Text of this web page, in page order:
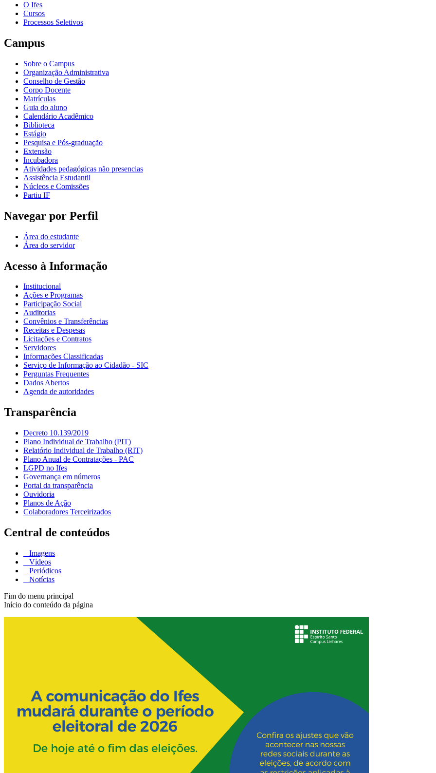
O Ifes
Cursos
Processos Seletivos
Campus
Sobre o Campus
Organização Administrativa
Conselho de Gestão
Corpo Docente
Matrículas
Guia do aluno
Calendário Acadêmico
Biblioteca
Estágio
Pesquisa e Pós-graduação
Extensão
Incubadora
Atividades pedagógicas não presencias
Assistência Estudantil
Núcleos e Comissões
Partiu IF
Navegar por Perfil
Área do estudante
Área do servidor
Acesso à Informação
Institucional
Ações e Programas
Participação Social
Auditorias
Convênios e Transferências
Receitas e Despesas
Licitações e Contratos
Servidores
Informações Classificadas
Serviço de Informação ao Cidadão - SIC
Perguntas Frequentes
Dados Abertos
Agenda de autoridades
Transparência
Decreto 10.139/2019
Plano Individual de Trabalho (PIT)
Relatório Individual de Trabalho (RIT)
Plano Anual de Contratações - PAC
LGPD no Ifes
Governança em números
Portal da transparência
Ouvidoria
Planos de Ação
Colaboradores Terceirizados
Central de conteúdos
Imagens
Vídeos
Periódicos
Notícias
Fim do menu principal
Início do conteúdo da página